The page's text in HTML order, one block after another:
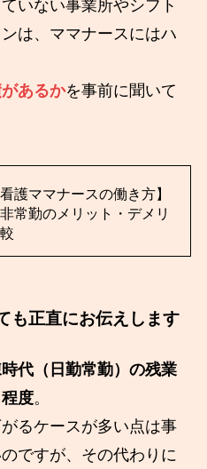
いない事業所やシフト
は、ママナースにはハ
あるかを事前に聞いて
看護ママナースの働き方】
常勤のメリット・デメリ
も正直にお伝えします
代（日勤常勤）の残業
度。
るケースが多い点は事
ですが、その代わりに